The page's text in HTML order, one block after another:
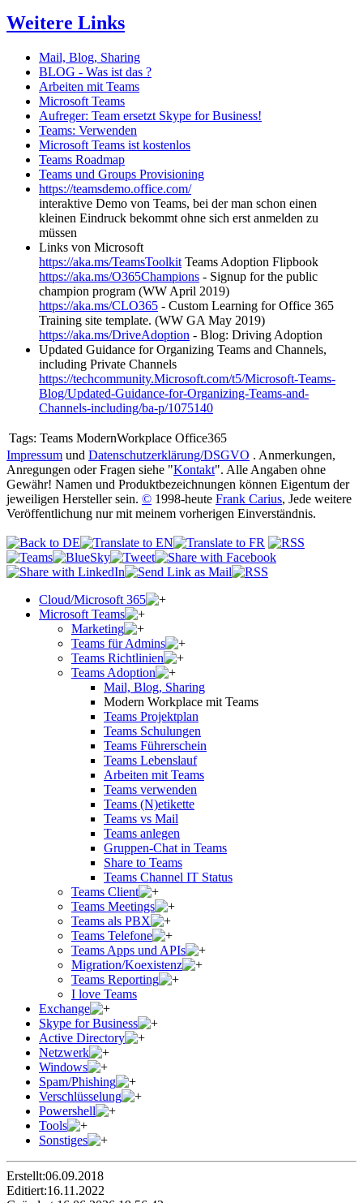
Weitere Links
Mail, Blog, Sharing
BLOG - Was ist das ?
Arbeiten mit Teams
Microsoft Teams
Aufreger: Team ersetzt Skype for Business!
Teams: Verwenden
Microsoft Teams ist kostenlos
Teams Roadmap
Teams und Groups Provisioning
https://teamsdemo.office.com/
interaktive Demo von Teams, bei der man schon einen
kleinen Eindruck bekommt ohne sich erst anmelden zu
müssen
Links von Microsoft
https://aka.ms/TeamsToolkit Teams Adoption Flipbook
https://aka.ms/O365Champions - Signup for the public
champion program (WW April 2019)
https://aka.ms/CLO365 - Custom Learning for Office 365
Training site template. (WW GA May 2019)
https://aka.ms/DriveAdoption - Blog: Driving Adoption
Updated Guidance for Organizing Teams and Channels,
including Private Channels
https://techcommunity.Microsoft.com/t5/Microsoft-Teams-
Blog/Updated-Guidance-for-Organizing-Teams-and-
Channels-including/ba-p/1075140
Tags: Teams ModernWorkplace Office365
Impressum und Datenschutzerklärung/DSGVO . Anmerkungen,
Anregungen oder Fragen siehe "Kontakt". Alle Angaben ohne
Gewähr! Namen und Produktbezeichnungen können Eigentum der
jeweiligen Hersteller sein. © 1998-heute Frank Carius, Jede weitere
Veröffentlichung nur mit meinem vorherigen Einverständnis.
Cloud/Microsoft 365
Microsoft Teams
Marketing
Teams für Admins
Teams Richtlinien
Teams Adoption
Mail, Blog, Sharing
Modern Workplace mit Teams
Teams Projektplan
Teams Schulungen
Teams Führerschein
Teams Lebenslauf
Arbeiten mit Teams
Teams verwenden
Teams (N)etikette
Teams vs Mail
Teams anlegen
Gruppen-Chat in Teams
Share to Teams
Teams Channel IT Status
Teams Client
Teams Meetings
Teams als PBX
Teams Telefone
Teams Apps und APIs
Migration/Koexistenz
Teams Reporting
I love Teams
Exchange
Skype for Business
Active Directory
Netzwerk
Windows
Spam/Phishing
Verschlüsselung
Powershell
Tools
Sonstiges
Erstellt:06.09.2018
Editiert:16.11.2022